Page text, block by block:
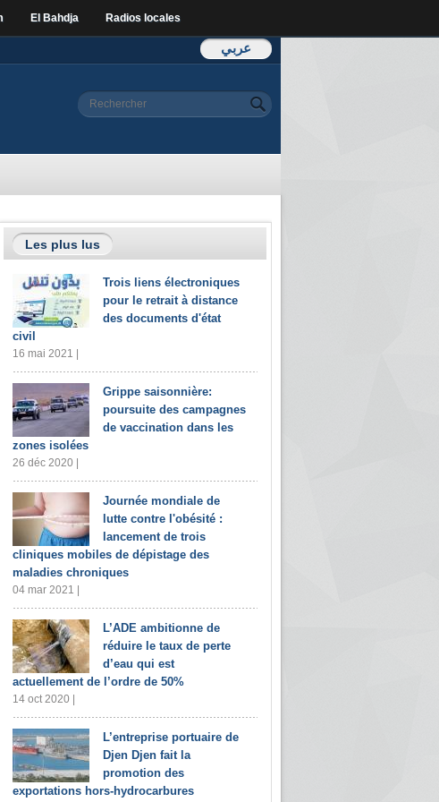
El Bahdja Radios locales
عربي
Formulaire de
Rechercher
Les plus lus
Trois liens électroniques
pour le retrait à distance
des documents d'état
civil
16 mai 2021 |
Grippe saisonnière:
poursuite des campagnes
de vaccination dans les
zones isolées
26 déc 2020 |
Journée mondiale de
lutte contre l'obésité :
lancement de trois
cliniques mobiles de dépistage des
maladies chroniques
04 mar 2021 |
L’ADE ambitionne de
réduire le taux de perte
d’eau qui est
actuellement de l’ordre de 50%
14 oct 2020 |
L’entreprise portuaire de
Djen Djen fait la
promotion des
exportations hors-hydrocarbures